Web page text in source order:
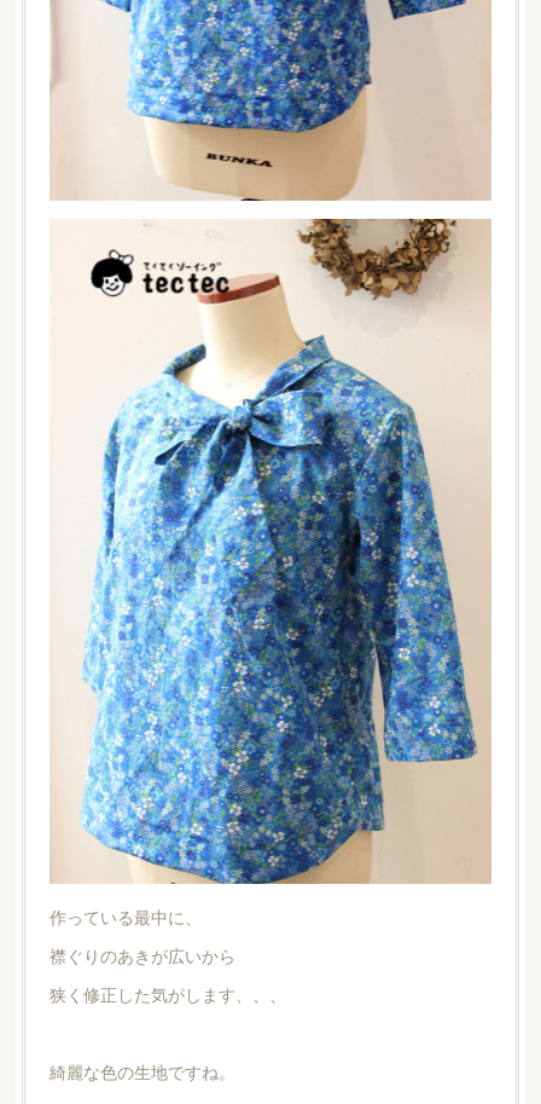
作っている最中に、
襟ぐりのあきが広いから
狭く修正した気がします、、、
綺麗な色の生地ですね。